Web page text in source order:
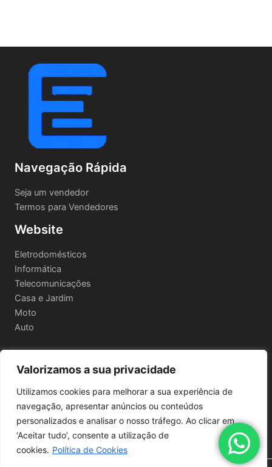
Valorizamos a sua privacidade
Utilizamos cookies para melhorar a sua experiência de
navegação, apresentar anúncios ou conteúdos
personalizados e analisar o nosso tráfego. Ao clicar em
‘Aceitar tudo’, consente a utilização de
cookies. Política de Cookies
Navegação Rápida
Seja um vendedor
Termos para Vendedores
Website
Eletrodomésticos
Informática
Telecomunicações
Casa e Jardim
Moto
Auto
Informações Legais
Política de privacidade
Termos e Condições
Política de Envio e Devoluções